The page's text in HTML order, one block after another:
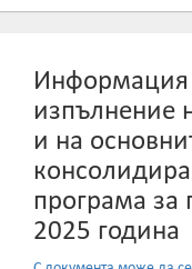
Информация
изпълнение
и на
програма за
2025 година